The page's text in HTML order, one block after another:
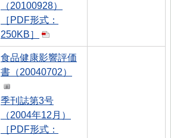
（20100928）
［PDF形式：
250KB］
食品健康影響評価
書（20040702）
季刊誌第3号
（2004年12月）
［PDF形式：